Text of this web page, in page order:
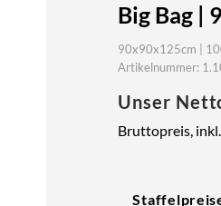
Big Bag |
90x90x125cm |
Artikelnummer:
Unser
Bruttopreis,